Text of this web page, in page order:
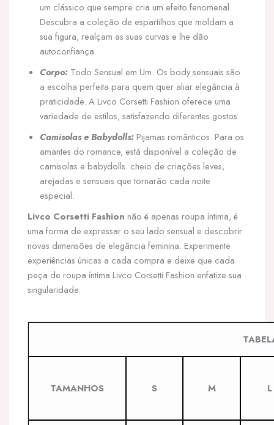
um clássico que sempre cria um efeito fenomenal.
Descubra a coleção de espartilhos que moldam a
sua figura, realçam as suas curvas e lhe dão
autoconfiança.
Corpo: Todo Sensual em Um. Os body sensuais são
a escolha perfeita para quem quer aliar elegância à
praticidade. A Livco Corsetti Fashion oferece uma
variedade de estilos, satisfazendo diferentes gostos.
Camisolas e Babydolls: Pijamas românticos. Para os
amantes do romance, está disponível a coleção de
camisolas e babydolls. cheio de criações leves,
arejadas e sensuais que tornarão cada noite
especial.
Livco Corsetti Fashion não é apenas roupa íntima, é
uma forma de expressar o seu lado sensual e descobrir
novas dimensões de elegância feminina. Experimente
experiências únicas a cada compra e deixe que cada
peça de roupa íntima Livco Corsetti Fashion enfatize sua
singularidade.
TAMANHOS S M L